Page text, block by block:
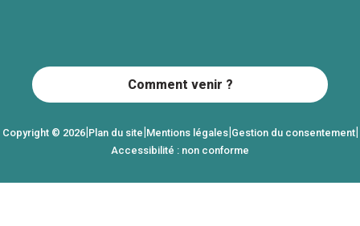
Copyright © 2026| Plan du site Mentions légales| Gestion du consentement|
Accessibilité : non conforme
Comment venir ?